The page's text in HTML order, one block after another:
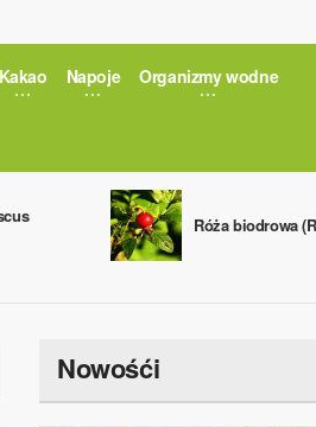
Kakao Napoje Organizmy wodne
Róża biodrowa
Nowośći